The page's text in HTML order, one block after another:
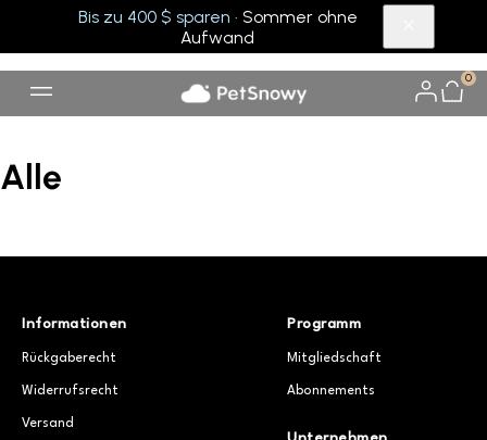
Bis zu 400 $ sparen · Sommer ohne
Aufwand
0
Alle
Informationen
Rückgaberecht
Widerrufsrecht
Versand
Programm
Mitgliedschaft
Abonnements